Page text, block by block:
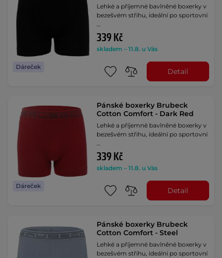
Dáreček
Lehké a příjemné bavlněné boxerky v
bezešvém střihu, ideální po sportovní
…
339 Kč
skladem – 11.8. u Vás
Detail
Dáreček
Pánské boxerky Brubeck
Cotton Comfort - Dark Red
Lehké a příjemné bavlněné boxerky v
bezešvém střihu, ideální po sportovní
…
339 Kč
skladem – 11.8. u Vás
Detail
Pánské boxerky Brubeck
Cotton Comfort - Steel
Lehké a příjemné bavlněné boxerky v
bezešvém střihu, ideální po sportovní